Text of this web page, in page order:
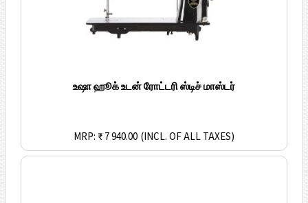
உஷா ஹூக் உடன் ரோட்டரி ஸ்டிச் மாஸ்டர்
MRP: ₹ 7 940.00 (INCL. OF ALL TAXES)